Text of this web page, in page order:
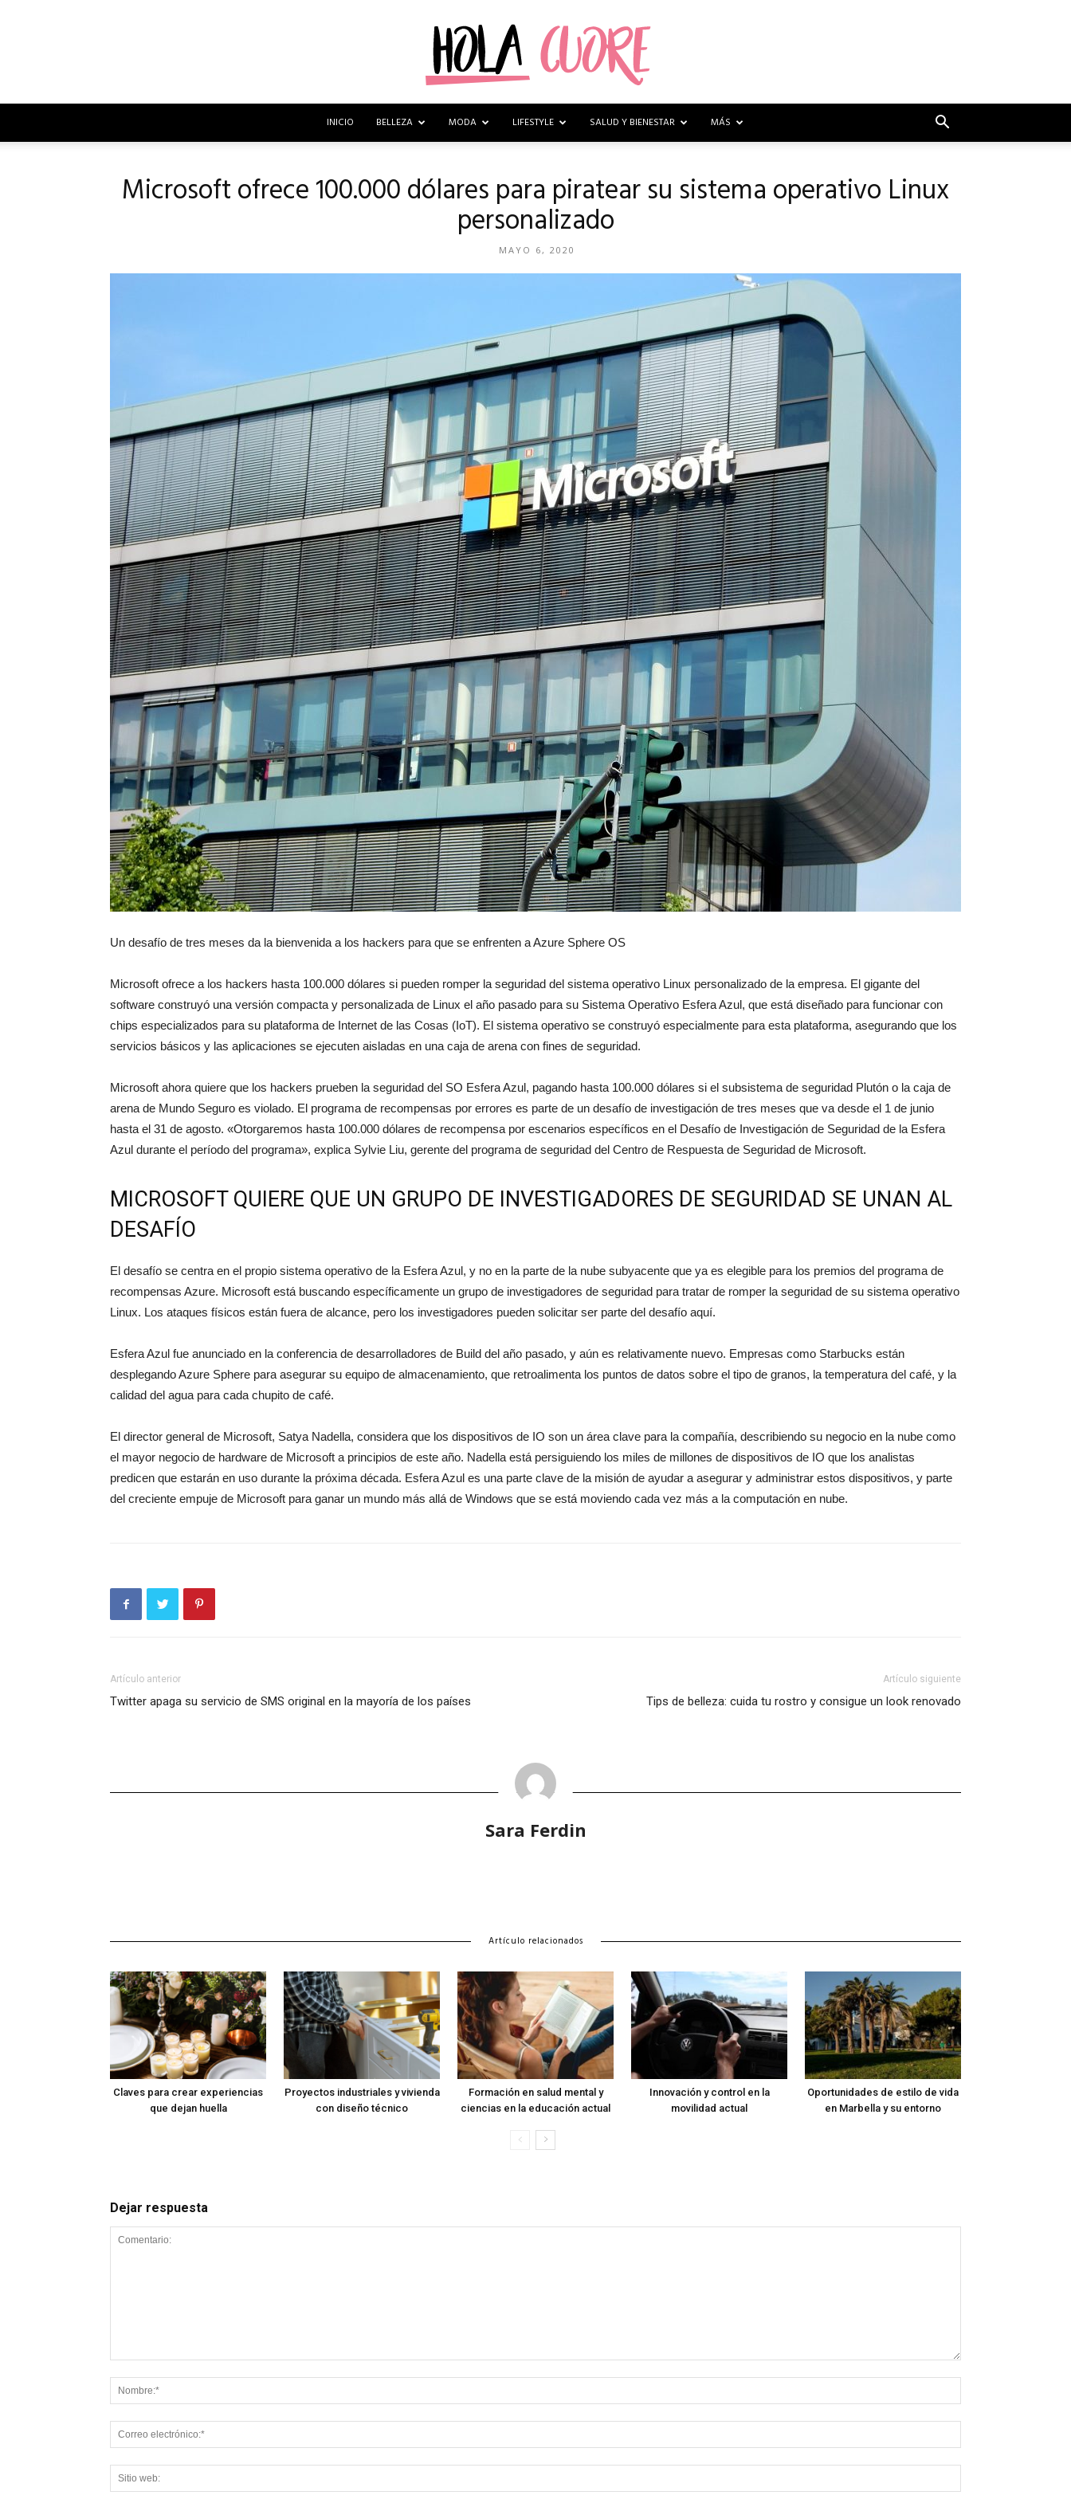
Hola
La
revista
de
moda
y
INICIO BELLEZA MODA LIFESTYLE SALUD Y BIENESTAR MÁS
Microsoft ofrece 100.000 dólares para piratear su sistema operativo Linux
personalizado
MAYO 6, 2020
Un desafío de tres meses da la bienvenida a los hackers para que se enfrenten a Azure Sphere OS
Microsoft ofrece a los hackers hasta 100.000 dólares si pueden romper la seguridad del sistema operativo Linux personalizado de la empresa. El gigante del
software construyó una versión compacta y personalizada de Linux el año pasado para su Sistema Operativo Esfera Azul, que está diseñado para funcionar con
chips especializados para su plataforma de Internet de las Cosas (IoT). El sistema operativo se construyó especialmente para esta plataforma, asegurando que los
servicios básicos y las aplicaciones se ejecuten aisladas en una caja de arena con fines de seguridad.
Microsoft ahora quiere que los hackers prueben la seguridad del SO Esfera Azul, pagando hasta 100.000 dólares si el subsistema de seguridad Plutón o la caja de
arena de Mundo Seguro es violado. El programa de recompensas por errores es parte de un desafío de investigación de tres meses que va desde el 1 de junio
hasta el 31 de agosto. «Otorgaremos hasta 100.000 dólares de recompensa por escenarios específicos en el Desafío de Investigación de Seguridad de la Esfera
Azul durante el período del programa», explica Sylvie Liu, gerente del programa de seguridad del Centro de Respuesta de Seguridad de Microsoft.
MICROSOFT QUIERE QUE UN GRUPO DE INVESTIGADORES DE SEGURIDAD SE UNAN AL
DESAFÍO
El desafío se centra en el propio sistema operativo de la Esfera Azul, y no en la parte de la nube subyacente que ya es elegible para los premios del programa de
recompensas Azure. Microsoft está buscando específicamente un grupo de investigadores de seguridad para tratar de romper la seguridad de su sistema operativo
Linux. Los ataques físicos están fuera de alcance, pero los investigadores pueden solicitar ser parte del desafío aquí.
Esfera Azul fue anunciado en la conferencia de desarrolladores de Build del año pasado, y aún es relativamente nuevo. Empresas como Starbucks están
desplegando Azure Sphere para asegurar su equipo de almacenamiento, que retroalimenta los puntos de datos sobre el tipo de granos, la temperatura del café, y la
calidad del agua para cada chupito de café.
El director general de Microsoft, Satya Nadella, considera que los dispositivos de IO son un área clave para la compañía, describiendo su negocio en la nube como
el mayor negocio de hardware de Microsoft a principios de este año. Nadella está persiguiendo los miles de millones de dispositivos de IO que los analistas
predicen que estarán en uso durante la próxima década. Esfera Azul es una parte clave de la misión de ayudar a asegurar y administrar estos dispositivos, y parte
del creciente empuje de Microsoft para ganar un mundo más allá de Windows que se está moviendo cada vez más a la computación en nube.
Artículo anterior
Twitter apaga su servicio de SMS original en la mayoría de los países
Artículo siguiente
Tips de belleza: cuida tu rostro y consigue un look renovado
Sara Ferdin
Artículo relacionados
Claves para crear experiencias
que dejan huella
Proyectos industriales y vivienda
con diseño técnico
Formación en salud mental y
ciencias en la educación actual
Innovación y control en la
movilidad actual
Oportunidades de estilo de vida
en Marbella y su entorno
Dejar respuesta